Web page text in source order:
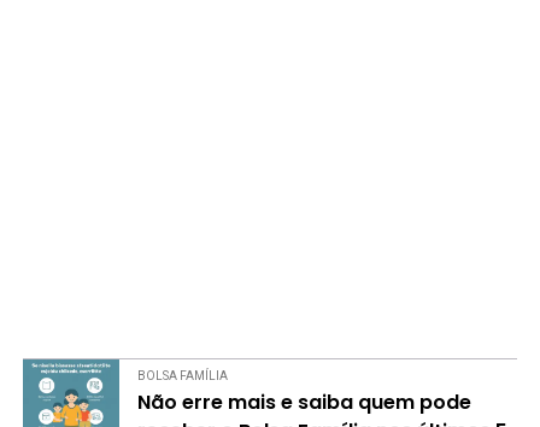
BOLSA FAMÍLIA
Não erre mais e saiba quem pode